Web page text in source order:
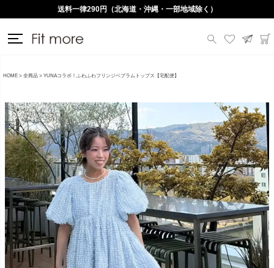
送料一律290円（北海道・沖縄・一部地域除く）
HOME 全商品 YUNAコラボ！ふわふわフリンジペプラムトップス【宅配便】